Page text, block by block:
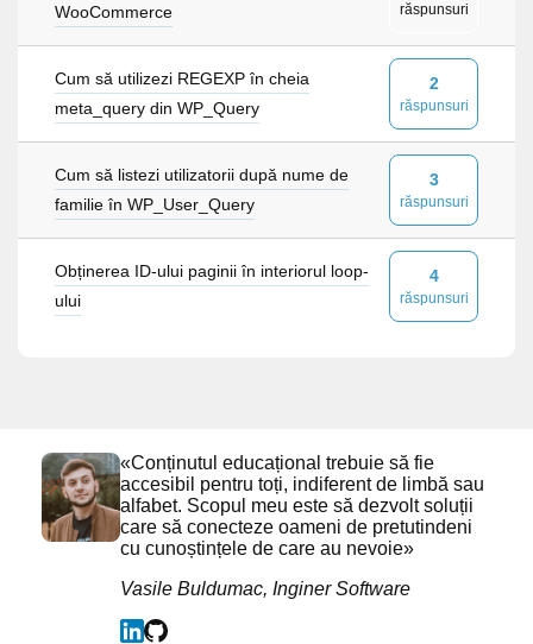
WooCommerce
răspunsuri
Cum să utilizezi REGEXP în cheia
meta_query din WP_Query
2
răspunsuri
Cum să listezi utilizatorii după nume de
familie în WP_User_Query
3
răspunsuri
Obținerea ID-ului paginii în interiorul loop-
ului
4
răspunsuri
«Conținutul educațional trebuie să fie
accesibil pentru toți, indiferent de limbă sau
alfabet. Scopul meu este să dezvolt soluții
care să conecteze oameni de pretutindeni
cu cunoștințele de care au nevoie»
Vasile Buldumac, Inginer Software